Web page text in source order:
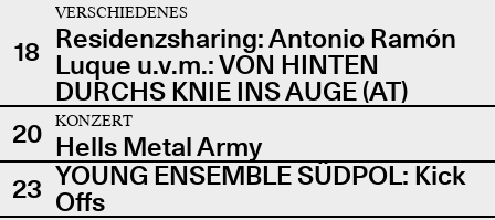
18
VERSCHIEDENES
Residenzsharing: Antonio Ramón
Luque u.v.m.: VON HINTEN
DURCHS KNIE INS AUGE (AT)
20
KONZERT
Hells Metal Army
23 YOUNG ENSEMBLE SÜDPOL: Kick
Offs